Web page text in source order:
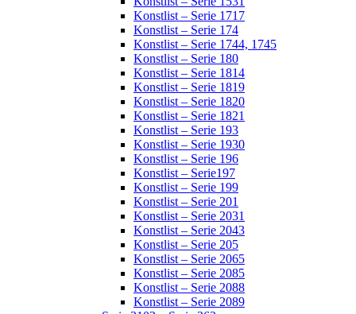
Konstlist – Serie 1717
Konstlist – Serie 174
Konstlist – Serie 1744, 1745
Konstlist – Serie 180
Konstlist – Serie 1814
Konstlist – Serie 1819
Konstlist – Serie 1820
Konstlist – Serie 1821
Konstlist – Serie 193
Konstlist – Serie 1930
Konstlist – Serie 196
Konstlist – Serie197
Konstlist – Serie 199
Konstlist – Serie 201
Konstlist – Serie 2031
Konstlist – Serie 2043
Konstlist – Serie 205
Konstlist – Serie 2065
Konstlist – Serie 2085
Konstlist – Serie 2088
Konstlist – Serie 2089